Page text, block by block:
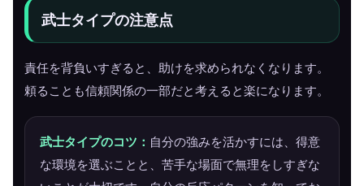
武士タイプの注意点
責任を背負いすぎると、助けを求められなくなります。
頼ることも信頼関係の一部だと考えると楽になります。
武士タイプのコツ： 自分の強みを活かすには、得意
な環境を選ぶことと、苦手な場面で無理をしすぎな